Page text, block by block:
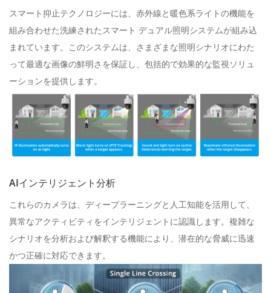
スマート抑止テクノロジーには、赤外線と暖色系ライトの機能を
組み合わせた洗練されたスマート デュアル照明システムが組み込
まれています。このシステムは、さまざまな照明シナリオにわた
って最適な画像の鮮明さを保証し、包括的で効果的な監視ソリュ
ーションを提供します。
AIインテリジェント分析
これらのカメラは、ディープラーニングと人工知能を活用して、
異常なアクティビティをインテリジェントに認識します。複雑な
シナリオを分析および解釈する機能により、潜在的な脅威に迅速
かつ正確に対応できます。